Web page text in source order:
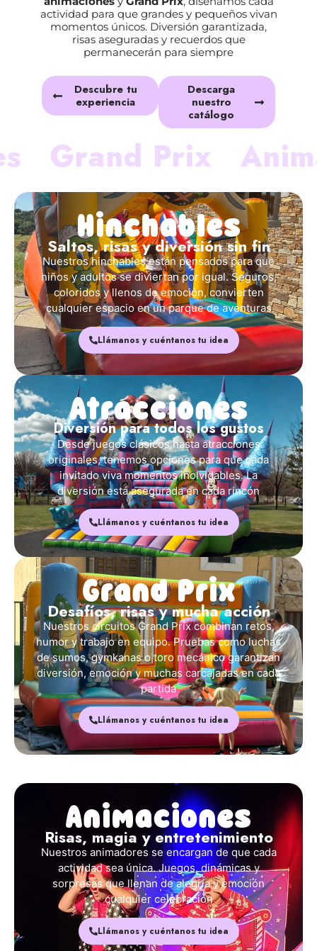
risas aseguradas y recuerdos que
permanecerán para siempre
Descubre tu
Descarga
catálogo
Grand Prix
Hinchables
Saltos, risas y diversión sin fin
Nuestros hinchables están pensados para que
niños y adultos se diviertan por igual. Seguros,
coloridos y llenos de emoción, convierten
cualquier espacio en un parque de aventuras
Llámanos y cuéntanos tu idea
Atracciones
Diversión para todos los gustos
Desde juegos clásicos hasta atracciones
originales, tenemos opciones para que cada
invitado viva momentos inolvidables. La
diversión está asegurada en cada rincón
Llámanos y cuéntanos tu idea
Grand Prix
Desafíos, risas y mucha acción
Nuestros circuitos Grand Prix combinan retos,
humor y trabajo en equipo. Pruebas como luchas
de sumos, gymkanas o toro mecánico garantizan
diversión, emoción y muchas carcajadas en cada
partida
Llámanos y cuéntanos tu idea
Animaciones
Risas, magia y entretenimiento
Nuestros animadores se encargan de que cada
actividad sea única. Juegos, dinámicas y
sorpresas que llenan de alegría y emoción
cualquier celebración
Llámanos y cuéntanos tu idea